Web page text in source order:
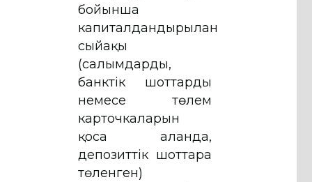
бойынша
капиталдандырылған
сыйақы
(салымдарды,
банктік шоттарды
немесе төлем
карточкаларын
қоса алғанда,
депозиттік шоттарға
төленген)